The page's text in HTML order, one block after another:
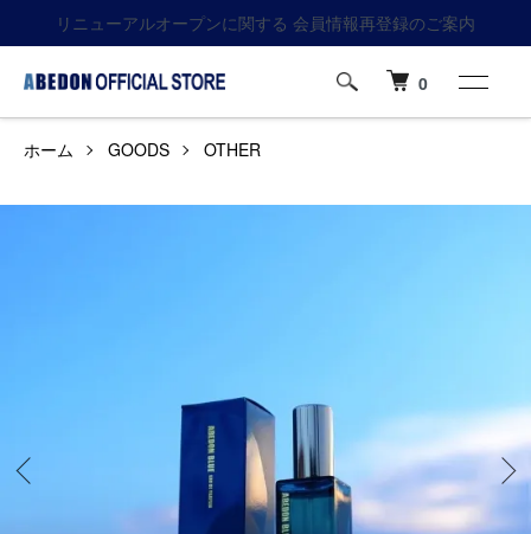
リニューアルオープンに関する 会員情報再登録のご案内
0
ホーム GOODS OTHER